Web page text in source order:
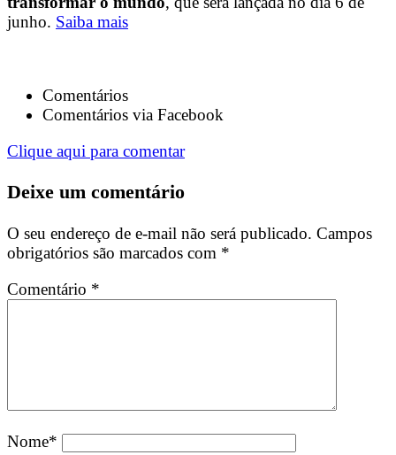
junho. Saiba mais
Comentários
Comentários via Facebook
Clique aqui para comentar
Deixe um comentário
O seu endereço de e-mail não será publicado. Campos
obrigatórios são marcados com *
Comentário *
Nome*